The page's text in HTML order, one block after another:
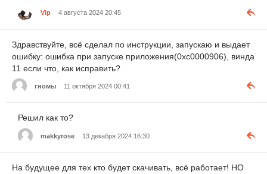
Vip 4 августа 2024 20:45
Здравствуйте, всё сделал по инструкции, запускаю и выдает
ошибку: ошибка при запуске приложения(0xc0000906), винда
11 если что, как исправить?
гномы 11 октября 2024 00:41
Решил как то?
makkyrose 13 декабря 2024 16:30
На будущее для тех кто будет скачивать, всё работает! НО